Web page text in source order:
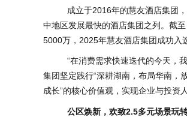
成立于2016年的慧友酒店集团，经
中地区发展最快的酒店集团之列。截
5000万，2025年慧友酒店集团成功入
“在消费需求快速迭代的今天，我们
集团坚定践行“深耕湖南，布局华南，
成长”的核心价值观，实现企业与投资
公区焕新，欢致2.5多元场景玩